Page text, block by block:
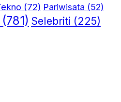
(72) Pariwisata (52)
(781) Selebriti (225)